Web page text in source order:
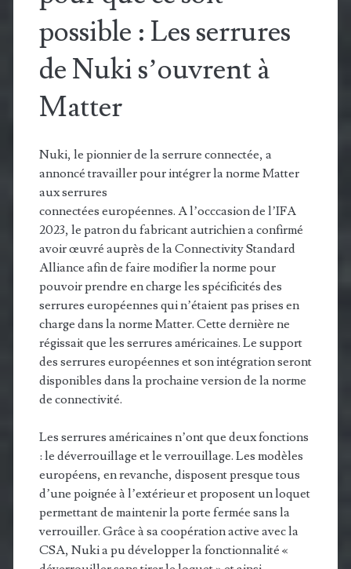
possible : Les serrures
de Nuki s’ouvrent à
Matter
Nuki, le pionnier de la serrure connectée, a
annoncé travailler pour intégrer la norme Matter
aux serrures
connectées européennes. A l’occcasion de l’IFA
2023, le patron du fabricant autrichien a confirmé
avoir œuvré auprès de la Connectivity Standard
Alliance afin de faire modifier la norme pour
pouvoir prendre en charge les spécificités des
serrures européennes qui n’étaient pas prises en
charge dans la norme Matter. Cette dernière ne
régissait que les serrures américaines. Le support
des serrures européennes et son intégration seront
disponibles dans la prochaine version de la norme
de connectivité.
Les serrures américaines n’ont que deux fonctions
: le déverrouillage et le verrouillage. Les modèles
européens, en revanche, disposent presque tous
d’une poignée à l’extérieur et proposent un loquet
permettant de maintenir la porte fermée sans la
verrouiller. Grâce à sa coopération active avec la
CSA, Nuki a pu développer la fonctionnalité «